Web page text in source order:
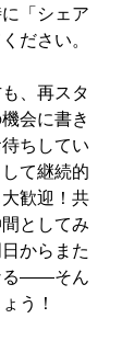
「シェア
ださい。
、再スタ
会に書き
ちしてい
て継続的
歓迎！共
としてみ
からまた
る――そん
う！